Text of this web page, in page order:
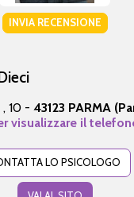
INVIA RECENSIONE
10 - 43123 PARMA
visualizzare il
LO PSICOLOGO